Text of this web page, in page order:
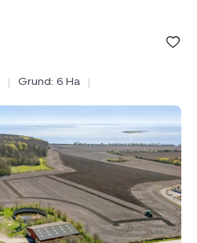
Bolig er
under
| Grund: 6 Ha
|